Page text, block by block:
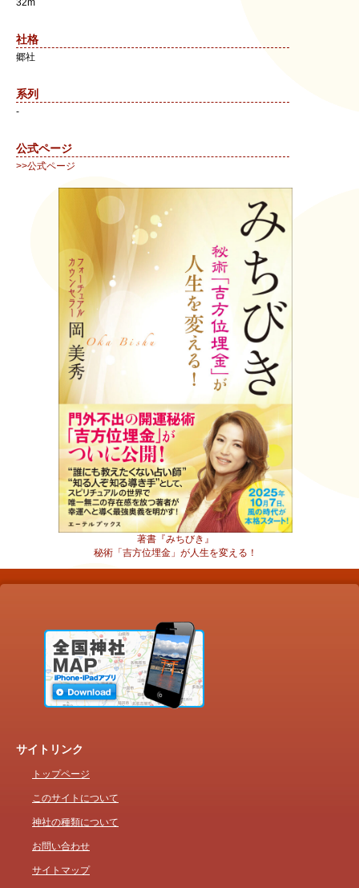
32m
社格
郷社
系列
-
公式ページ
>>公式ページ
著書『みちびき』
秘術「吉方位埋金」が人生を変える！
サイトリンク
トップページ
このサイトについて
神社の種類について
お問い合わせ
サイトマップ